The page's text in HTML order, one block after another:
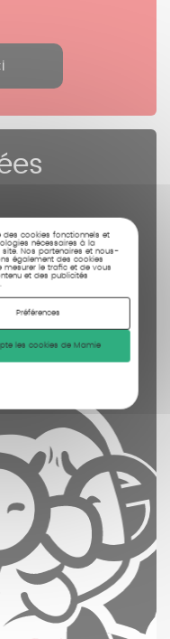
des cookies fonctionnels et
nécessaires à la
Nos partenaires et nous-
également des cookies
mesurer le trafic et de vous
et des publicités
Préférences
les cookies de Mamie